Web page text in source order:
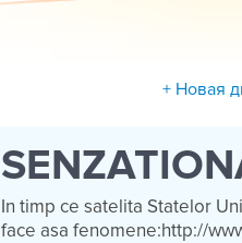
+ Новая
In timp ce satelita Statelor
face asa fenomene:http://